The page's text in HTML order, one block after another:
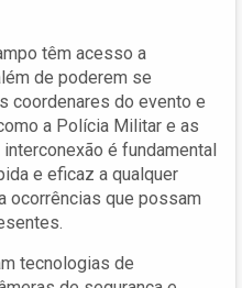
têm acesso a
de poderem se
coordenares do evento e
a Polícia Militar e as
é fundamental
e eficaz a qualquer
ocorrências que possam
tecnologias de